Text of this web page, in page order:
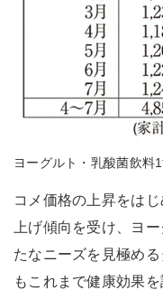
ヨーグルト・乳酸菌飲料
コメ価格の上昇をは
上げ傾向を受け、ヨ
たなニーズを見極め
もこれまで健康効果